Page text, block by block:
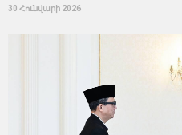
30 Հունվարի 2026